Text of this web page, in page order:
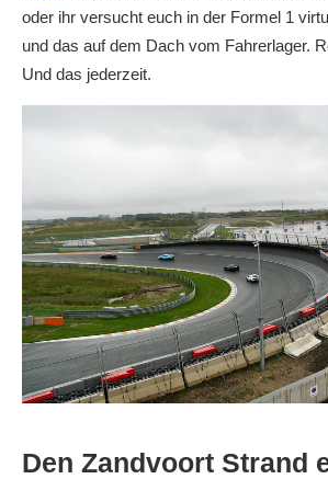
oder ihr versucht euch in der Formel 1
und das auf dem Dach vom Fahrerlager.
Und das jederzeit.
Den Zandvoort Strand